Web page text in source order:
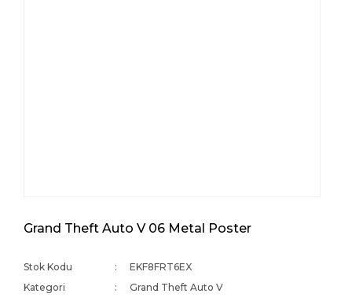
Grand Theft Auto V 06 Metal Poster
Stok Kodu
EKF8FRT6EX
Kategori
Grand Theft Auto V